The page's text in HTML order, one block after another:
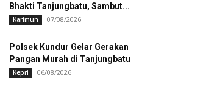
Bhakti Tanjungbatu, Sambut...
Karimun 07/08/2026
Polsek Kundur Gelar Gerakan
Pangan Murah di Tanjungbatu
Kepri 06/08/2026